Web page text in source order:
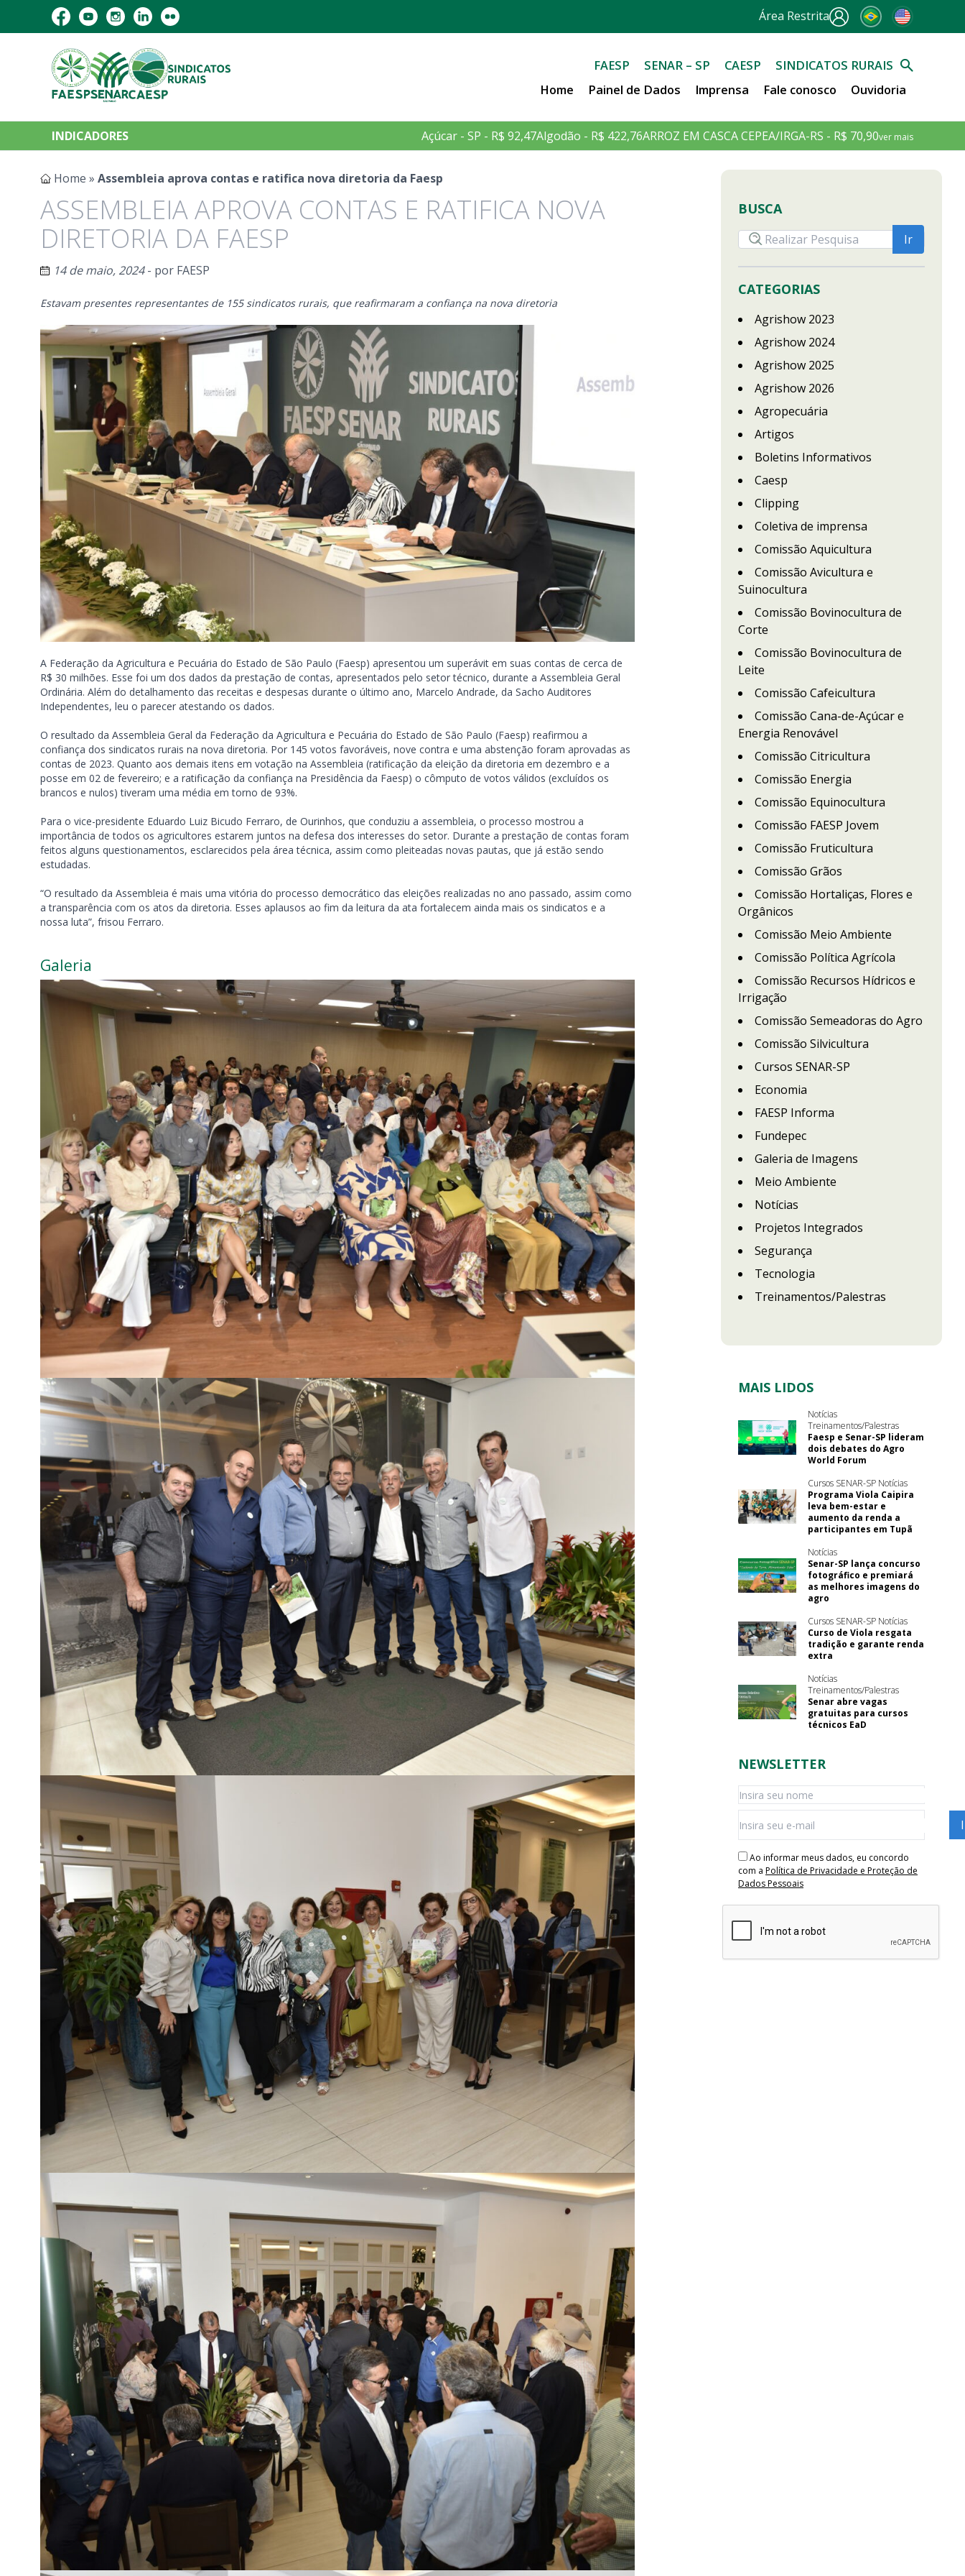
Área Restrita
FAESP SENAR – SP CAESP
SINDICATOS RURAIS
Home
Painel de Dados Imprensa Fale conosco Ouvidoria
INDICADORES Açúcar - SP - R$ 92,47Algodão - R$ 422,76ARROZ EM CASCA CEPEA/IRGA-RS - R$ 70,90ver mais
Home » Assembleia aprova contas e ratifica nova diretoria da Faesp
ASSEMBLEIA APROVA CONTAS E RATIFICA NOVA
DIRETORIA DA FAESP
14 de maio, 2024- por FAESP
Estavam presentes representantes de 155 sindicatos rurais, que reafirmaram a confiança na nova diretoria
A Federação da Agricultura e Pecuária do Estado de São Paulo (Faesp) apresentou um superávit em suas contas de cerca de
R$ 30 milhões. Esse foi um dos dados da prestação de contas, apresentados pelo setor técnico, durante a Assembleia Geral
Ordinária. Além do detalhamento das receitas e despesas durante o último ano, Marcelo Andrade, da Sacho Auditores
Independentes, leu o parecer atestando os dados.
O resultado da Assembleia Geral da Federação da Agricultura e Pecuária do Estado de São Paulo (Faesp) reafirmou a
confiança dos sindicatos rurais na nova diretoria. Por 145 votos favoráveis, nove contra e uma abstenção foram aprovadas as
contas de 2023. Quanto aos demais itens em votação na Assembleia (ratificação da eleição da diretoria em dezembro e a
posse em 02 de fevereiro; e a ratificação da confiança na Presidência da Faesp) o cômputo de votos válidos (excluídos os
brancos e nulos) tiveram uma média em torno de 93%.
Para o vice-presidente Eduardo Luiz Bicudo Ferraro, de Ourinhos, que conduziu a assembleia, o processo mostrou a
importância de todos os agricultores estarem juntos na defesa dos interesses do setor. Durante a prestação de contas foram
feitos alguns questionamentos, esclarecidos pela área técnica, assim como pleiteadas novas pautas, que já estão sendo
estudadas.
“O resultado da Assembleia é mais uma vitória do processo democrático das eleições realizadas no ano passado, assim como
a transparência com os atos da diretoria. Esses aplausos ao fim da leitura da ata fortalecem ainda mais os sindicatos e a
nossa luta”, frisou Ferraro.
Galeria
BUSCA
CATEGORIAS
Agrishow 2023
Agrishow 2024
Agrishow 2025
Agrishow 2026
Agropecuária
Artigos
Boletins Informativos
Caesp
Clipping
Coletiva de imprensa
Comissão Aquicultura
Comissão Avicultura e
Suinocultura
Comissão Bovinocultura de
Corte
Comissão Bovinocultura de
Leite
Comissão Cafeicultura
Comissão Cana-de-Açúcar e
Energia Renovável
Comissão Citricultura
Comissão Energia
Comissão Equinocultura
Comissão FAESP Jovem
Comissão Fruticultura
Comissão Grãos
Comissão Hortaliças, Flores e
Orgânicos
Comissão Meio Ambiente
Comissão Política Agrícola
Comissão Recursos Hídricos e
Irrigação
Comissão Semeadoras do Agro
Comissão Silvicultura
Cursos SENAR-SP
Economia
FAESP Informa
Fundepec
Galeria de Imagens
Meio Ambiente
Notícias
Projetos Integrados
Segurança
Tecnologia
Treinamentos/Palestras
MAIS LIDOS
Notícias
Treinamentos/Palestras
Faesp e Senar-SP lideram
dois debates do Agro
World Forum
Cursos SENAR-SP Notícias
Programa Viola Caipira
leva bem-estar e
aumento da renda a
participantes em Tupã
Notícias
Senar-SP lança concurso
fotográfico e premiará
as melhores imagens do
agro
Cursos SENAR-SP Notícias
Curso de Viola resgata
tradição e garante renda
extra
Notícias
Treinamentos/Palestras
Senar abre vagas
gratuitas para cursos
técnicos EaD
NEWSLETTER
Ao informar meus dados, eu concordo
com a Política de Privacidade e Proteção de
Dados Pessoais